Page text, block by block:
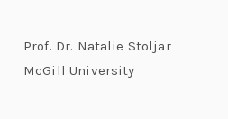
Prof. Dr. Natalie Stoljar
McGill University